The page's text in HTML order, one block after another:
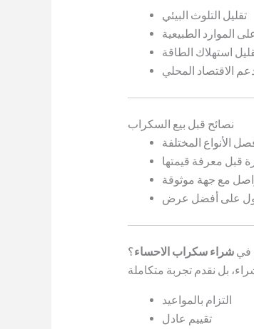
تقليل التلوث البيئي
الموارد الطبيعية
استهلاك الطاقة
الاقتصاد المحلي
نصائح قبل بيع السكراب
الأنواع المختلفة
قبل معرفة قيمتها
مع جهة موثوقة
على أفضل عرض
فيشراء سكراب الاحساء؟
التزام بالمواعيد
تقييم عادل